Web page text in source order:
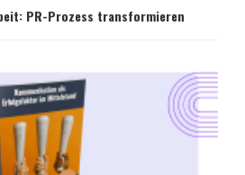
PR-Prozess transformieren